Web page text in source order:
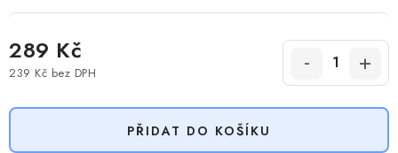
289 Kč
239 Kč bez DPH
PŘIDAT DO KOŠÍKU